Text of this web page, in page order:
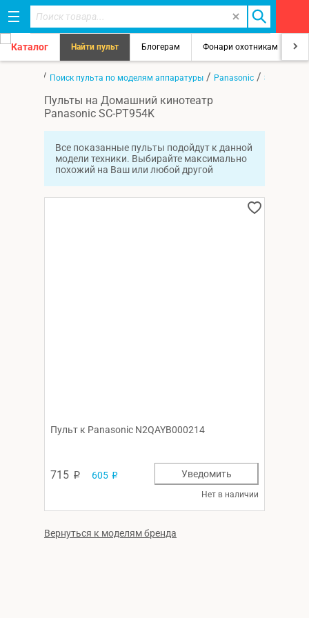
Каталог Найти пульт Блогерам Фонари охотникам
/ Поиск пульта по моделям аппаратуры / Panasonic / SC-PT954K
Пульты на Домашний кинотеатр
Panasonic SC-PT954K
Все показанные пульты подойдут к данной
модели техники. Выбирайте максимально
похожий на Ваш или любой другой
Пульт к Panasonic N2QAYB000214
715 p 605 p
Нет в наличии
Уведомить
Вернуться к моделям бренда